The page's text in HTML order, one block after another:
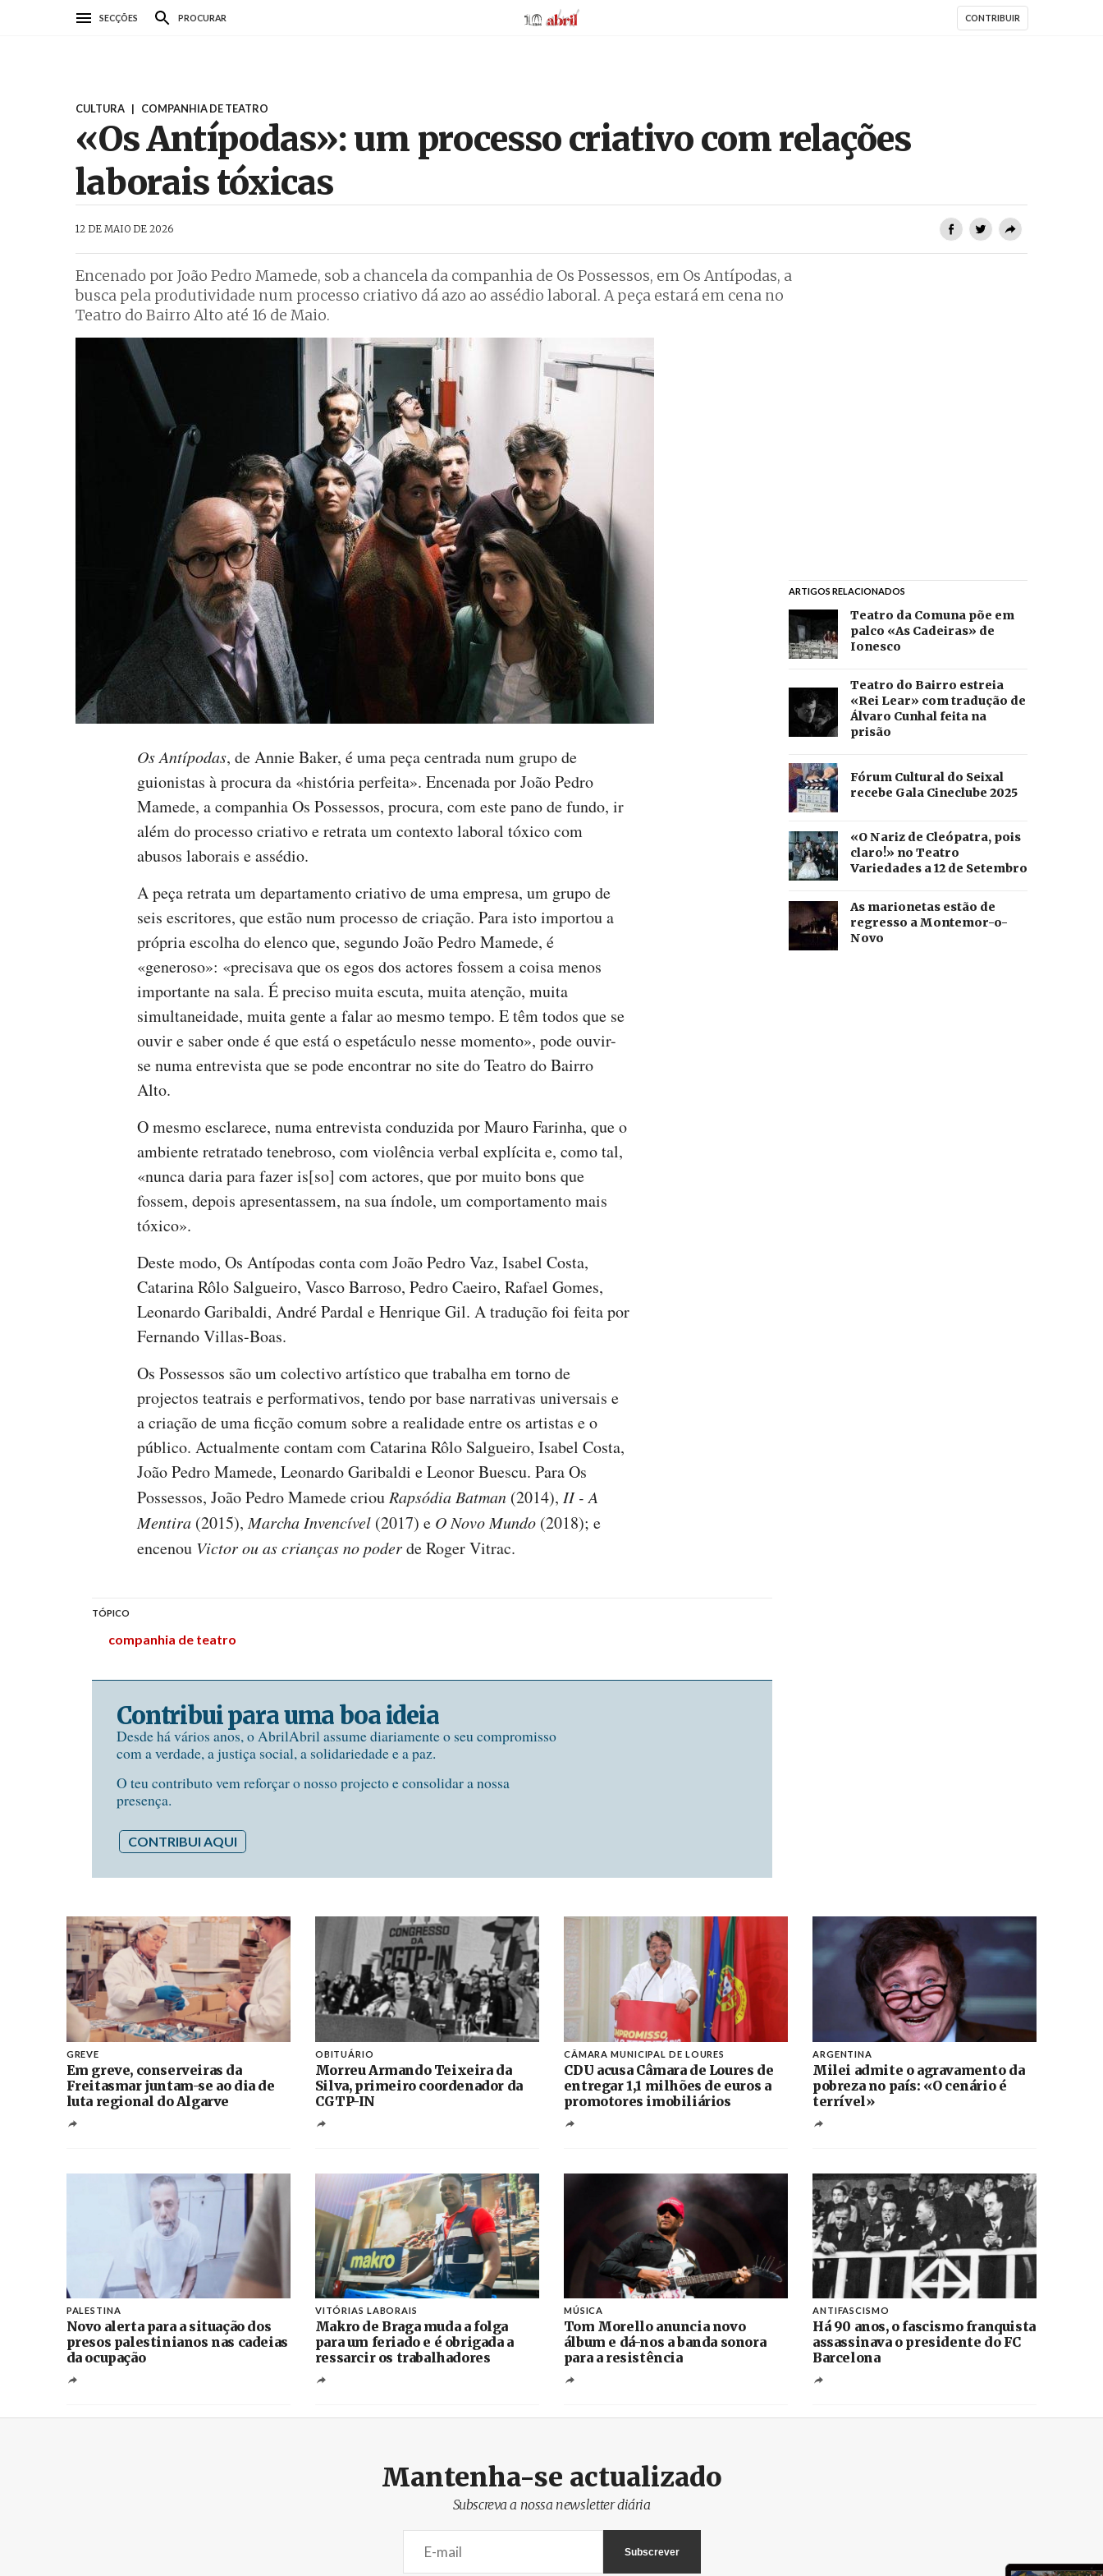
SECÇÕES PROCURAR AbrilAbril CONTRIBUIR
CULTURA | COMPANHIA DE TEATRO
«Os Antípodas»: um processo criativo com relações
laborais tóxicas
12 DE MAIO DE 2026
Encenado por João Pedro Mamede, sob a chancela da companhia de Os Possessos, em Os Antípodas, a
busca pela produtividade num processo criativo dá azo ao assédio laboral. A peça estará em cena no
Teatro do Bairro Alto até 16 de Maio.
Os Antípodas, de Annie Baker, é uma peça centrada num grupo de
guionistas à procura da «história perfeita». Encenada por João Pedro
Mamede, a companhia Os Possessos, procura, com este pano de fundo, ir
além do processo criativo e retrata um contexto laboral tóxico com
abusos laborais e assédio.
A peça retrata um departamento criativo de uma empresa, um grupo de
seis escritores, que estão num processo de criação. Para isto importou a
própria escolha do elenco que, segundo João Pedro Mamede, é
«generoso»: «precisava que os egos dos actores fossem a coisa menos
importante na sala. É preciso muita escuta, muita atenção, muita
simultaneidade, muita gente a falar ao mesmo tempo. E têm todos que se
ouvir e saber onde é que está o espetáculo nesse momento», pode ouvir-
se numa entrevista que se pode encontrar no site do Teatro do Bairro
Alto.
O mesmo esclarece, numa entrevista conduzida por Mauro Farinha, que o
ambiente retratado tenebroso, com violência verbal explícita e, como tal,
«nunca daria para fazer is[so] com actores, que por muito bons que
fossem, depois apresentassem, na sua índole, um comportamento mais
tóxico».
Deste modo, Os Antípodas conta com João Pedro Vaz, Isabel Costa,
Catarina Rôlo Salgueiro, Vasco Barroso, Pedro Caeiro, Rafael Gomes,
Leonardo Garibaldi, André Pardal e Henrique Gil. A tradução foi feita por
Fernando Villas-Boas.
Os Possessos são um colectivo artístico que trabalha em torno de
projectos teatrais e performativos, tendo por base narrativas universais e
a criação de uma ficção comum sobre a realidade entre os artistas e o
público. Actualmente contam com Catarina Rôlo Salgueiro, Isabel Costa,
João Pedro Mamede, Leonardo Garibaldi e Leonor Buescu. Para Os
Possessos, João Pedro Mamede criou Rapsódia Batman (2014), II - A
Mentira (2015),Marcha Invencível (2017) e O Novo Mundo (2018); e
encenou Victor ou as crianças no poderde Roger Vitrac.
TÓPICO
companhia de teatro
Contribui para uma boa ideia
Desde há vários anos, o AbrilAbril assume diariamente o seu compromisso
com a verdade, a justiça social, a solidariedade e a paz.
O teu contributo vem reforçar o nosso projecto e consolidar a nossa
presença.
CONTRIBUI AQUI
ARTIGOS RELACIONADOS
Teatro da Comuna põe em
palco «As Cadeiras» de
Ionesco
Teatro do Bairro estreia
«Rei Lear» com tradução de
Álvaro Cunhal feita na
prisão
Fórum Cultural do Seixal
recebe Gala Cineclube 2025
«O Nariz de Cleópatra, pois
claro!» no Teatro
Variedades a 12 de Setembro
As marionetas estão de
regresso a Montemor-o-
Novo
GREVE
Em greve, conserveiras da
Freitasmar juntam-se ao dia de
luta regional do Algarve
OBITUÁRIO
Morreu Armando Teixeira da
Silva, primeiro coordenador da
CGTP-IN
CÂMARA MUNICIPAL DE LOURES
CDU acusa Câmara de Loures de
entregar 1,1 milhões de euros a
promotores imobiliários
ARGENTINA
Milei admite o agravamento da
pobreza no país: «O cenário é
terrível»
PALESTINA
Novo alerta para a situação dos
presos palestinianos nas cadeias
da ocupação
VITÓRIAS LABORAIS
Makro de Braga muda a folga
para um feriado e é obrigada a
ressarcir os trabalhadores
MÚSICA
Tom Morello anuncia novo
álbum e dá-nos a banda sonora
para a resistência
ANTIFASCISMO
Há 90 anos, o fascismo franquista
assassinava o presidente do FC
Barcelona
Mantenha-se actualizado
Subscreva a nossa newsletter diária